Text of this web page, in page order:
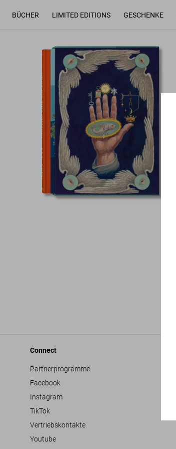
BÜCHER LIMITED EDITIONS GESCHENKE
Connect
Partnerprogramme
Facebook
Instagram
TikTok
Vertriebskontakte
Youtube